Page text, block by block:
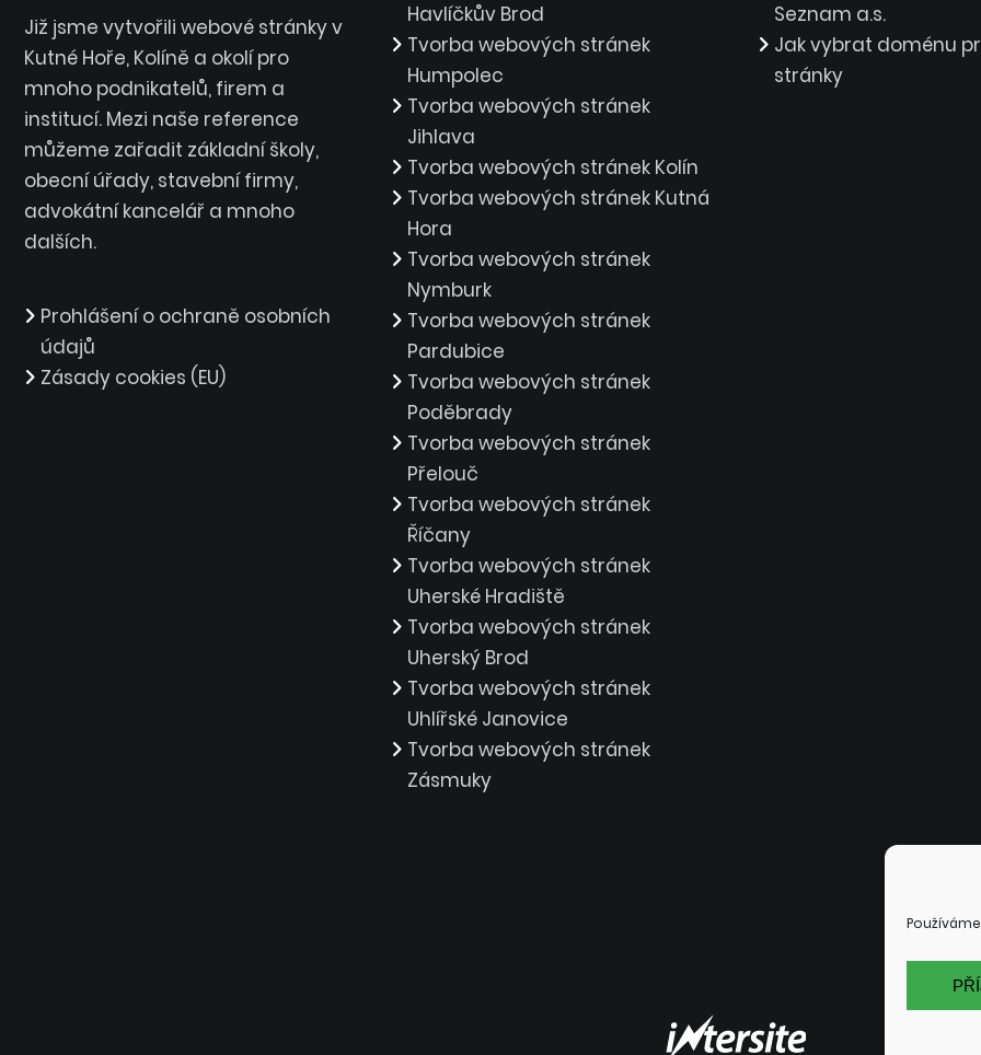
Již jsme vytvořili webové stránky v
Kutné Hoře, Kolíně a okolí pro
mnoho podnikatelů, firem a
institucí. Mezi naše reference
můžeme zařadit základní školy,
obecní úřady, stavební firmy,
advokátní kancelář a mnoho
dalších.
Prohlášení o ochraně osobních
údajů
Zásady cookies (EU)
Havlíčkův Brod
Tvorba webových stránek
Humpolec
Tvorba webových stránek
Jihlava
Tvorba webových stránek Kolín
Tvorba webových stránek Kutná
Hora
Tvorba webových stránek
Nymburk
Tvorba webových stránek
Pardubice
Tvorba webových stránek
Poděbrady
Tvorba webových stránek
Přelouč
Tvorba webových stránek
Říčany
Tvorba webových stránek
Uherské Hradiště
Tvorba webových stránek
Uherský Brod
Tvorba webových stránek
Uhlířské Janovice
Tvorba webových stránek
Zásmuky
Seznam a.s.
Jak vybrat doménu
stránky